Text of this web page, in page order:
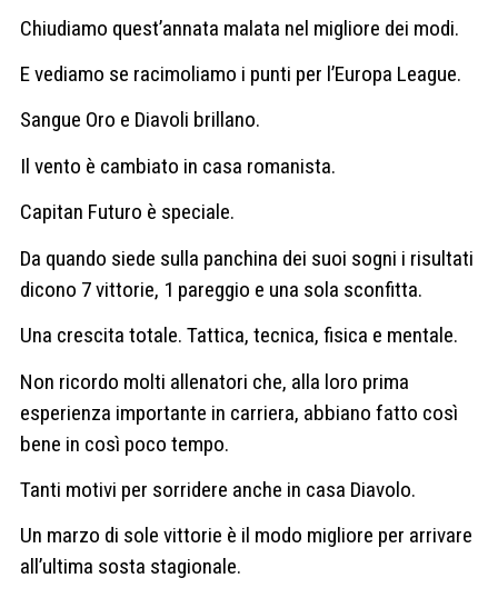
Chiudiamo quest’annata malata nel migliore dei modi.
E vediamo se racimoliamo i punti per l’Europa League.
Sangue Oro e Diavoli brillano.
Il vento è cambiato in casa romanista.
Capitan Futuro è speciale.
Da quando siede sulla panchina dei suoi sogni i risultati
dicono 7 vittorie, 1 pareggio e una sola sconfitta.
Una crescita totale. Tattica, tecnica, fisica e mentale.
Non ricordo molti allenatori che, alla loro prima
esperienza importante in carriera, abbiano fatto così
bene in così poco tempo.
Tanti motivi per sorridere anche in casa Diavolo.
Un marzo di sole vittorie è il modo migliore per arrivare
all’ultima sosta stagionale.